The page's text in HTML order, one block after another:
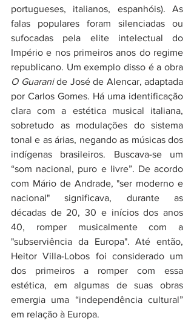
portugueses, italianos, espanhóis). As
falas populares foram silenciadas ou
sufocadas pela elite intelectual do
Império e nos primeiros anos do regime
O Guarani de José de Alencar, adaptada
por Carlos Gomes. Há uma identificação
clara com a estética musical italiana,
sobretudo as modulações do sistema
tonal e as árias, negando as músicas dos
indígenas brasileiros. Buscava-se um
“som nacional, puro e livre”. De acordo
com Mário de Andrade, "ser moderno e
nacional" significava, durante as
décadas de 20, 30 e inícios dos anos
40, romper musicalmente com a
"subserviência da Europa". Até então,
Heitor Villa-Lobos foi considerado um
dos primeiros a romper com essa
estética, em algumas de suas obras
emergia uma “independência cultural”
em relação à Europa.